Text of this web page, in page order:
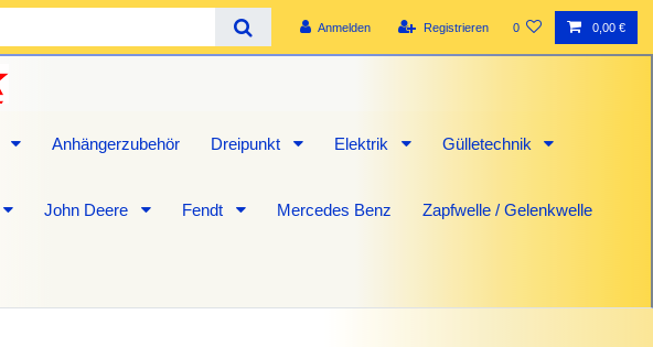
Anmelden Registrieren 0 0,00 €
Anhängerzubehör Dreipunkt Elektrik Gülletechnik
John Deere Fendt Mercedes Benz Zapfwelle / Gelenkwelle